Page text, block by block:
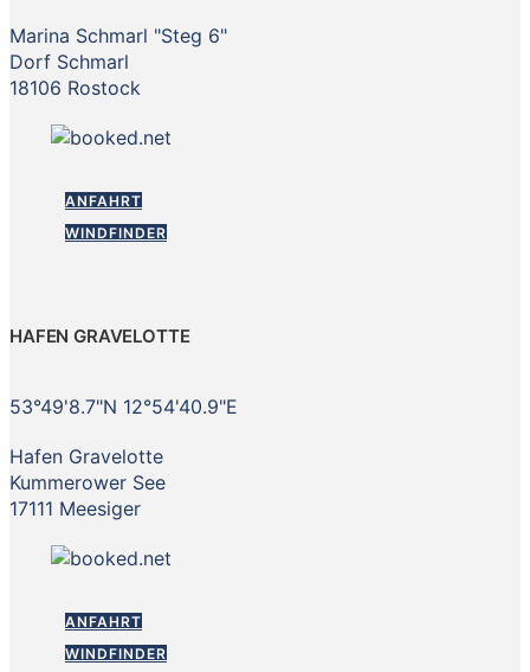
Marina Schmarl "Steg 6"
Dorf Schmarl
18106 Rostock
ANFAHRT
WINDFINDER
HAFEN GRAVELOTTE
53°49'8.7"N 12°54'40.9"E
Hafen Gravelotte
Kummerower See
17111 Meesiger
ANFAHRT
WINDFINDER